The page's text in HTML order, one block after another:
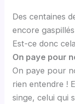
Des centaines
encore
Est-ce donc
On paye pour
On paye pour
rien entendre !
singe, celui qui